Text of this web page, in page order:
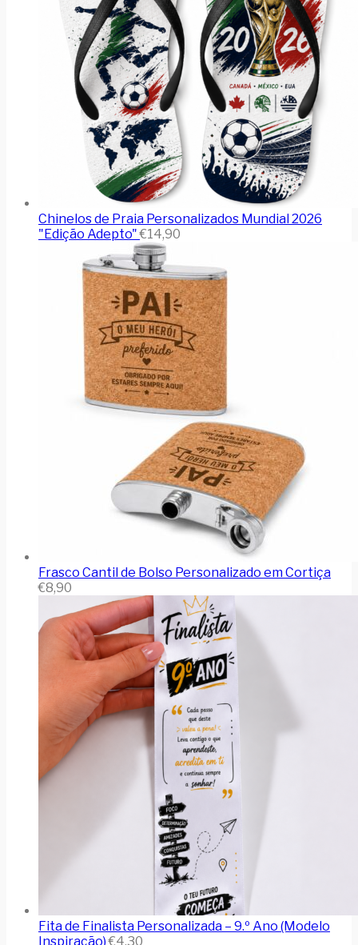
Chinelos de Praia Personalizados Mundial 2026
"Edição Adepto" €14,90
Frasco Cantil de Bolso Personalizado em Cortiça
€8,90
Fita de Finalista Personalizada – 9.º Ano (Modelo
Inspiração) €4,30